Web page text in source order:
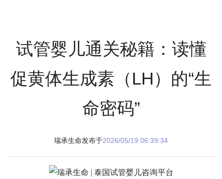
试管婴儿通关秘籍：读懂
促黄体生成素（LH）的“生
命密码”
瑞承生命发布于2026/05/19 06:39:34